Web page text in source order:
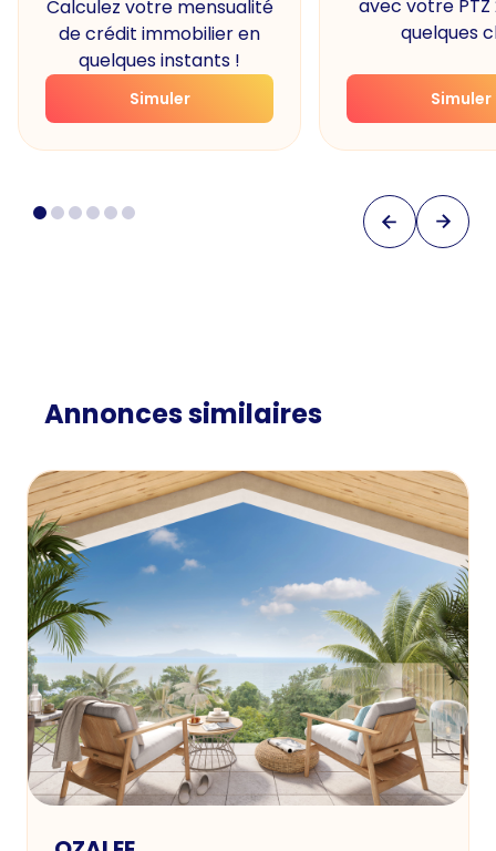
Calculez votre mensualité
de crédit immobilier en
quelques instants !
Simuler
avec votre PTZ
quelques
Simuler
Annonces similaires